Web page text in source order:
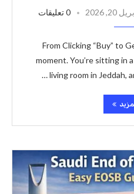
20, 2026 0 تعليقات
From Clicking “Buy” to
moment. You’re sitting in
living room in Jeddah,